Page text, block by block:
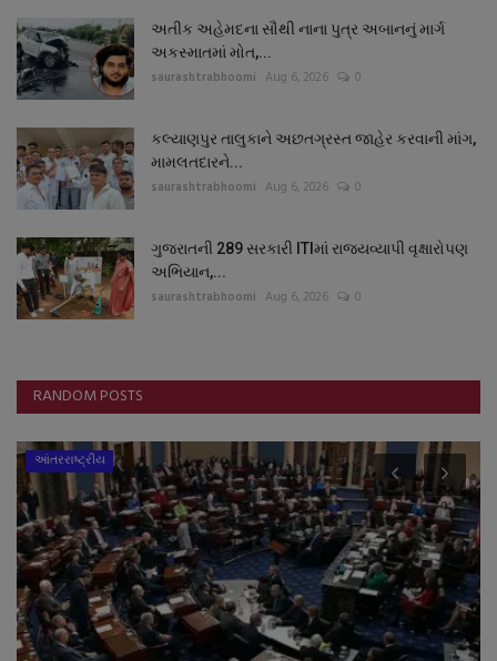
સ્વાસ્થ્ય
અતીક અહેમદના સૌથી નાના પુત્ર અબાનનું માર્ગ
અકસ્માતમાં મોત,...
saurashtrabhoomi Aug 6, 2026 0
કલ્યાણપુર તાલુકાને અછતગ્રસ્ત જાહેર કરવાની માંગ,
મામલતદારને...
saurashtrabhoomi Aug 6, 2026 0
ગુજરાતની 289 સરકારી ITIમાં રાજ્યવ્યાપી વૃક્ષારોપણ
અભિયાન,...
saurashtrabhoomi Aug 6, 2026 0
RANDOM POSTS
આંતરરાષ્ટ્રીય